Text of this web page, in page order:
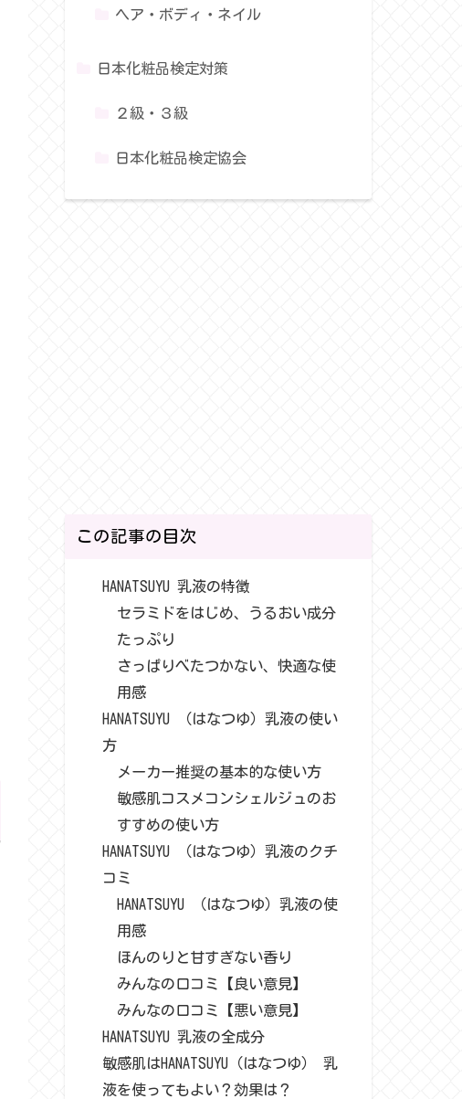
ヘア・ボディ・ネイル
日本化粧品検定対策
２級・３級
日本化粧品検定協会
この記事の目次
HANATSUYU 乳液の特徴
セラミドをはじめ、うるおい成分
たっぷり
さっぱりべたつかない、快適な使
用感
HANATSUYU （はなつゆ）乳液の使い
方
メーカー推奨の基本的な使い方
敏感肌コスメコンシェルジュのお
すすめの使い方
HANATSUYU （はなつゆ）乳液のクチ
コミ
HANATSUYU （はなつゆ）乳液の使
用感
ほんのりと甘すぎない香り
みんなの口コミ【良い意見】
みんなの口コミ【悪い意見】
HANATSUYU 乳液の全成分
敏感肌はHANATSUYU（はなつゆ） 乳
液を使ってもよい？効果は？